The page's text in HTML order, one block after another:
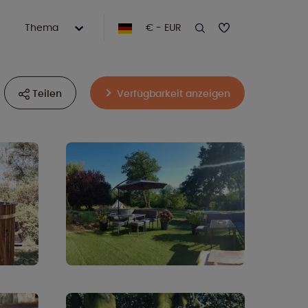
Thema € - EUR
Teilen Verfügbarkeit anzeigen